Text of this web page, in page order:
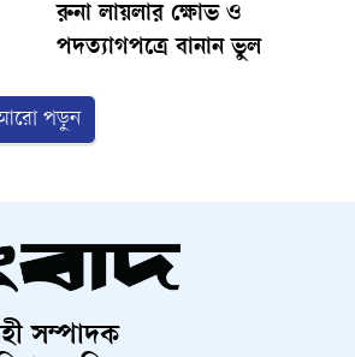
রুনা লায়লার ক্ষোভ ও
পদত্যাগপত্রে বানান ভুল
পড়ুন
সম্পাদক